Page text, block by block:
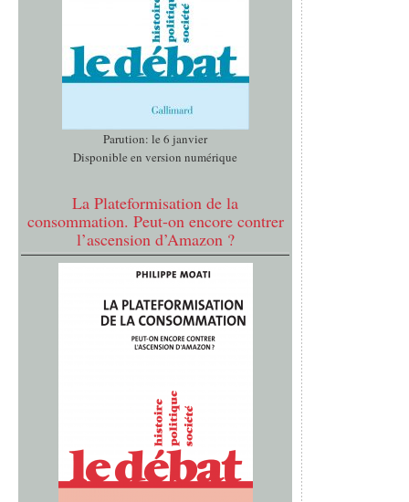
Parution: le 6 janvier
Disponible en version numérique
La Plateformisation de la
consommation. Peut-on encore contrer
l’ascension d’Amazon ?